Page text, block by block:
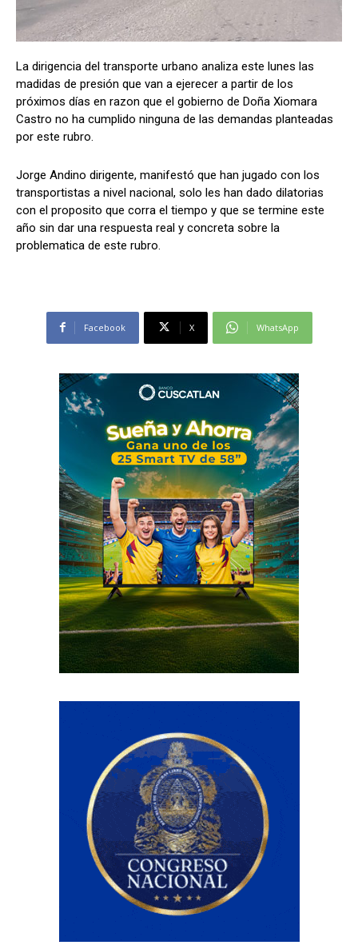
Comparta
Síganos
Comparta
Síganos
La dirigencia del transporte urbano analiza este lunes las
madidas de presión que van a ejerecer a partir de los
próximos días en razon que el gobierno de Doña Xiomara
Castro no ha cumplido ninguna de las demandas planteadas
por este rubro.
Jorge Andino dirigente, manifestó que han jugado con los
transportistas a nivel nacional, solo les han dado dilatorias
con el proposito que corra el tiempo y que se termine este
año sin dar una respuesta real y concreta sobre la
problematica de este rubro.
Facebook X WhatsApp